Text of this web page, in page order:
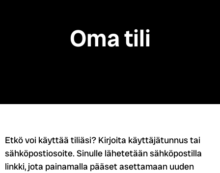
Oma tili
Etkö voi käyttää tiliäsi? Kirjoita käyttäjätunnus tai
sähköpostiosoite. Sinulle lähetetään sähköpostilla
linkki, jota painamalla pääset asettamaan uuden